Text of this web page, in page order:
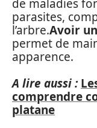
de maladies
parasites,
l’arbre.Avoir
permet de
apparence.
A lire aussi :
comprendre
platane